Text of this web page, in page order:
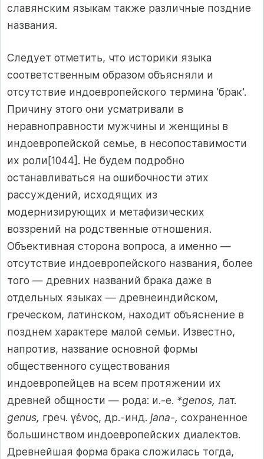
славянским языкам также различные поздние
названия.
Следует отметить, что историки языка
соответственным образом объясняли и
отсутствие индоевропейского термина 'брак'.
Причину этого они усматривали в
неравноправности мужчины и женщины в
индоевропейской семье, в несопоставимости
их роли[1044]. Не будем подробно
останавливаться на ошибочности этих
рассуждений, исходящих из
модернизирующих и метафизических
воззрений на родственные отношения.
Объективная сторона вопроса, а именно —
отсутствие индоевропейского названия, более
того — древних названий брака даже в
отдельных языках — древнеиндийском,
греческом, латинском, находит объяснение в
позднем характере малой семьи. Известно,
напротив, название основной формы
общественного существования
индоевропейцев на всем протяжении их
древней общности — рода: и.-е. *genos, лат.
genus, греч. γένος, др.-инд. jana-, сохраненное
большинством индоевропейских диалектов.
Древнейшая форма брака сложилась тогда,